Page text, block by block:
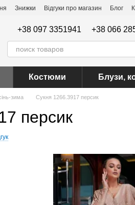
Знижки Відгуки про магазин Блог
+38 097 3351941 +38 066
Костюми Блузи,
зима Сукня 1266.3917 персик
персик